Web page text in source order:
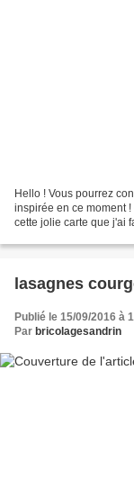
Hello ! Vous pourrez
inspirée en ce moment
cette jolie carte que j'ai
lasagnes
Publié le 15/09/2016 à
Par bricolagesandrin